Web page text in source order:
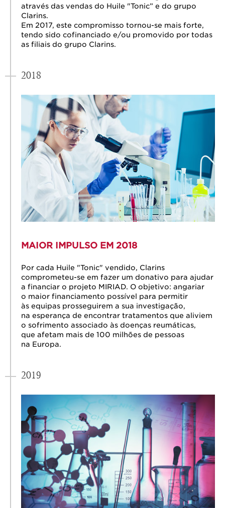
através das vendas do Huile "Tonic” e do grupo
Clarins.
Em 2017, este compromisso tornou-se mais forte,
tendo sido cofinanciado e/ou promovido por todas
as filiais do grupo Clarins.
2018
MAIOR IMPULSO EM 2018
Por cada Huile "Tonic" vendido, Clarins
comprometeu-se em fazer um donativo para ajudar
a financiar o projeto MIRIAD. O objetivo: angariar
o maior financiamento possível para permitir
às equipas prosseguirem a sua investigação,
na esperança de encontrar tratamentos que aliviem
o sofrimento associado às doenças reumáticas,
que afetam mais de 100 milhões de pessoas
na Europa.
2019